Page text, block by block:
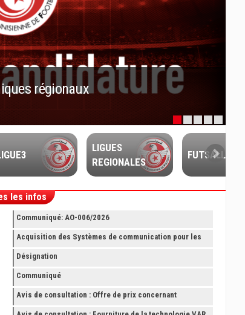
régionaux
LIGUES
REGIONALES
FUTSALL
les infos
Communiqué: AO-006/2026
Acquisition des Systèmes de communication pour les
Arbitres Elite
Désignation
Communiqué
Avis de consultation : Offre de prix concernant
fourniture avec montage et finition de RAYONNAGES